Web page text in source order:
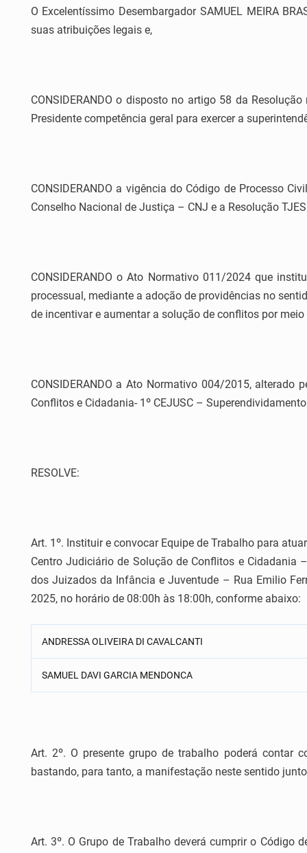
O Excelentíssimo Desembargador SAMUEL MEIRA
suas atribuições legais e,
CONSIDERANDO o disposto no artigo 58 da
Presidente competência geral para exercer a
CONSIDERANDO a vigência do Código de Processo
Conselho Nacional de Justiça – CNJ e a Resolução
CONSIDERANDO o Ato Normativo 011/2024 que
processual, mediante a adoção de providências no
de incentivar e aumentar a solução de conflitos por
CONSIDERANDO a Ato Normativo 004/2015,
Conflitos e Cidadania- 1º CEJUSC –
RESOLVE:
Art. 1º. Instituir e convocar Equipe de Trabalho para
Centro Judiciário de Solução de Conflitos e Cidadania
dos Juizados da Infância e Juventude – Rua Emilio
2025, no horário de 08:00h às 18:00h, conforme abaixo:
ANDRESSA OLIVEIRA DI CAVALCANTI
SAMUEL DAVI GARCIA MENDONCA
Art. 2º. O presente grupo de trabalho poderá contar
bastando, para tanto, a manifestação neste sentido
Art. 3º. O Grupo de Trabalho deverá cumprir o Código